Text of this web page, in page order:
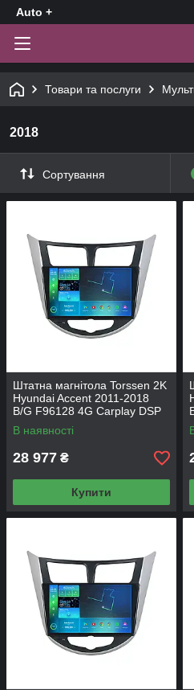
Auto +
Товари та послуги
2018
Сортування
Штатна магнітола Torssen 2K
Hyundai Accent 2011-2018
B/G F96128 4G Carplay DSP
В наявності
28 977 ₴
Купити